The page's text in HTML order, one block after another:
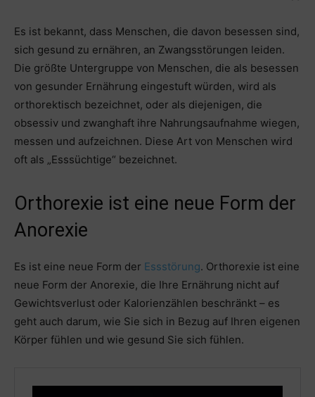
Es ist bekannt, dass Menschen, die davon besessen sind,
sich gesund zu ernähren, an Zwangsstörungen leiden.
Die größte Untergruppe von Menschen, die als besessen
von gesunder Ernährung eingestuft würden, wird als
orthorektisch bezeichnet, oder als diejenigen, die
obsessiv und zwanghaft ihre Nahrungsaufnahme wiegen,
messen und aufzeichnen. Diese Art von Menschen wird
oft als „Esssüchtige“ bezeichnet.
Orthorexie ist eine neue Form der
Anorexie
Es ist eine neue Form der Essstörung. Orthorexie ist eine
neue Form der Anorexie, die Ihre Ernährung nicht auf
Gewichtsverlust oder Kalorienzählen beschränkt – es
geht auch darum, wie Sie sich in Bezug auf Ihren eigenen
Körper fühlen und wie gesund Sie sich fühlen.